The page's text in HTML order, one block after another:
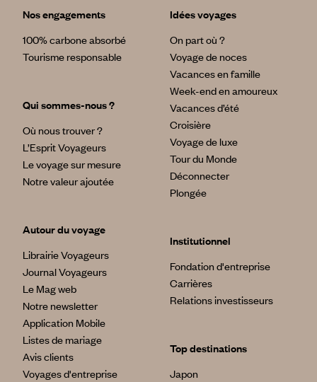
Nos engagements
100% carbone absorbé
Tourisme responsable
Qui sommes-nous ?
Où nous trouver ?
L’Esprit Voyageurs
Le voyage sur mesure
Notre valeur ajoutée
Autour du voyage
Librairie Voyageurs
Journal Voyageurs
Le Mag web
Notre newsletter
Application Mobile
Listes de mariage
Avis clients
Voyages d'entreprise
Idées voyages
On part où ?
Voyage de noces
Vacances en famille
Week-end en amoureux
Vacances d’été
Croisière
Voyage de luxe
Tour du Monde
Déconnecter
Plongée
Institutionnel
Fondation d'entreprise
Carrières
Relations investisseurs
Top destinations
Japon